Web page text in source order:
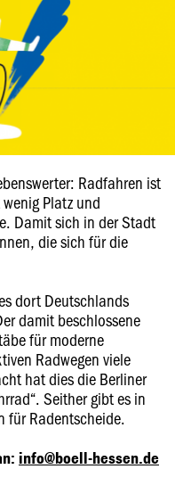
Radfahren ist
Platz und
Damit sich in der Stadt
die sich für die
dort Deutschlands
damit beschlossene
für moderne
Radwegen viele
hat dies die Berliner
Seither gibt es in
für Radentscheide.
info@boell-hessen.de